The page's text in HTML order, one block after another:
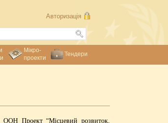
Авторизація
Мікро-
проекти
Тендери
ООН Проект “Місцевий розвиток,